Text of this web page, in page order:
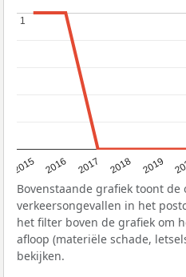
2015 2016 2017 2018 2019
1
1
Bovenstaande grafiek toont
verkeersongevallen in het
het filter boven de grafiek om
afloop (materiële schade,
bekijken.